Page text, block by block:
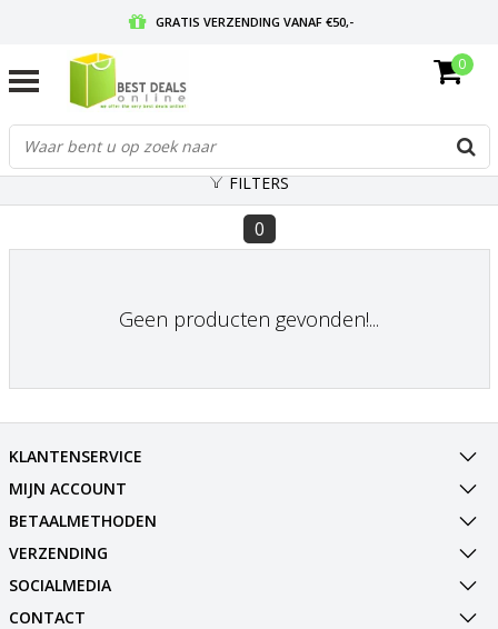
GRATIS VERZENDING VANAF €50,-
GRATIS RETOURNEREN EN 30 DAGEN BEDENKTIJD
0
FILTERS
0
Geen producten gevonden!...
KLANTENSERVICE
MIJN ACCOUNT
BETAALMETHODEN
VERZENDING
SOCIALMEDIA
CONTACT